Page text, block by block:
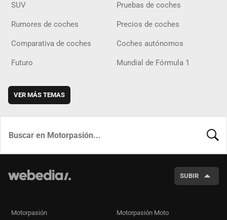
SUV Pruebas de coches
Rumores de coches Precios de coches
Comparativa de coches Coches autónomos
Futuro Mundial de Fórmula 1
VER MÁS TEMAS
SUBIR
Motorpasión Motorpasión Moto